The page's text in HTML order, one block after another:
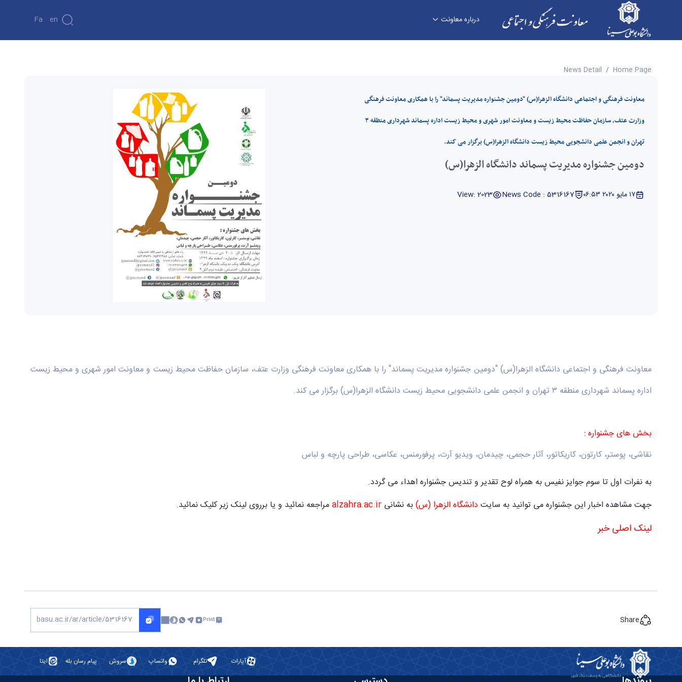
درباره معاونت Fa En
دومین جشنواره مدیریت پسماند دانشگاه الزهرا(س) - معاونت فرهنگی
Home Page
News Detail
معاونت فرهنگی و اجتماعی دانشگاه الزهرا(س) "دومین جشنواره مدیریت پسماند" را با همکاری معاونت فرهنگی
وزارت عتف، سازمان حفاظت محیط زیست و معاونت امور شهری و محیط زیست اداره پسماند شهرداری منطقه ۳
تهران و انجمن علمی دانشجویی محیط زیست دانشگاه الزهرا(س) برگزار می کند.
دومین جشنواره مدیریت پسماند دانشگاه الزهرا(س)
١٧ مايو ٢٠٢٠ ٠٦:٥٣ News Code : 5316167
View: 2023
معاونت فرهنگی و اجتماعی دانشگاه الزهرا(س) "دومین جشنواره مدیریت پسماند" را با همکاری معاونت فرهنگی وزارت عتف، سازمان حفاظت محیط زیست و معاونت امور شهری و محیط زیست
اداره پسماند شهرداری منطقه ۳ تهران و انجمن علمی دانشجویی محیط زیست دانشگاه الزهرا(س) برگزار می کند.
بخش های جشنواره :
نقاشی، پوستر، کارتون، کاریکاتور، آثار حجمی، چیدمان، ویدیو آرت، پرفورمنس، عکاسی، طراحی پارچه و لباس
به نفرات اول تا سوم جوایز نفیس به همراه لوح تقدیر و تندیس جشنواره اهداء می گردد.
جهت مشاهده اخبار این جشنواره می توانید به سایت دانشگاه الزهرا (س)به نشانی alzahra.ac.irمراجعه نمائید و یا برروی لینک زیر کلیک نمائید.
لینک اصلی خبر
Share
Print
آپارات تلگرام واتساپ سروش پیام رسان بله ایتا